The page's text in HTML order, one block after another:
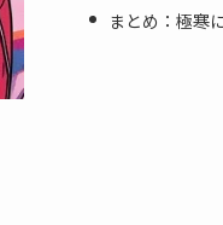
まとめ：極寒